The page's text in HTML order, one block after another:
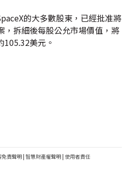
的大多數股東，已經批准將
，拆細後每股公允市場價值，將
美元。
免責聲明 | 智慧財產權聲明 | 使用者責任